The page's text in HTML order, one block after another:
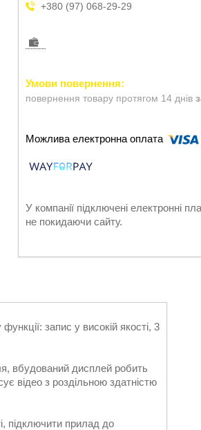
+380 (97) 068-29-29
повернення товару протягом 14 днів
У компанії підключені електронні
не покидаючи сайту.
запис у високій якості, 3
вбудований дисплей робить
відео з роздільною здатністю
підключити прилад до